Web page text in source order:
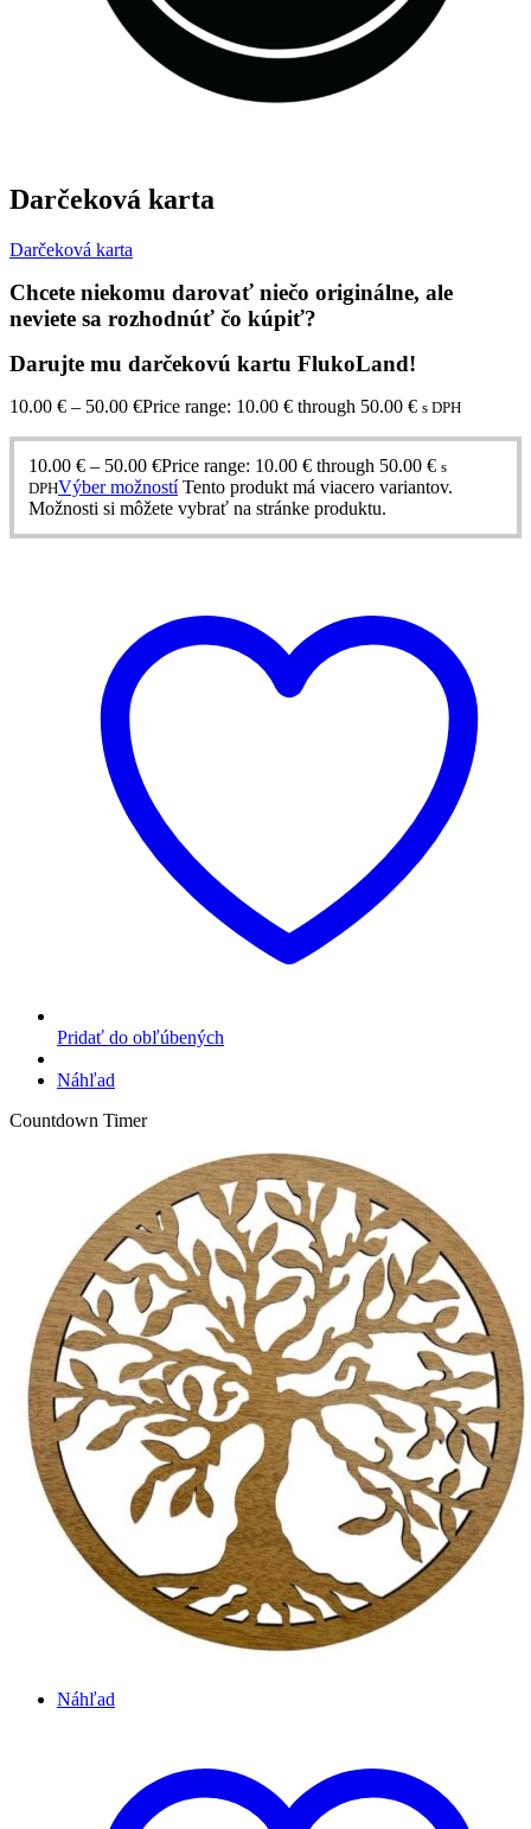
Darčeková karta
Darčeková karta
Chcete niekomu darovať niečo originálne, ale
neviete sa rozhodnúť čo kúpiť?
Darujte mu darčekovú kartu FlukoLand!
10.00 € – 50.00 €Price range: 10.00 € through 50.00 € s DPH
10.00 € – 50.00 €Price range: 10.00 € through 50.00 € s
DPHVýber možností Tento produkt má viacero variantov.
Možnosti si môžete vybrať na stránke produktu.
Pridať do obľúbených
Náhľad
Countdown Timer
Náhľad